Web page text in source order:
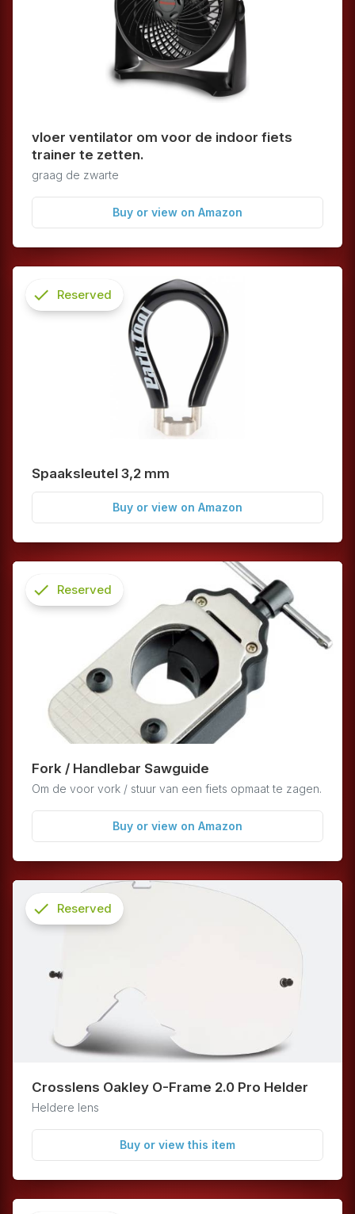
vloer ventilator om voor de indoor fiets
trainer te zetten.
graag de zwarte
Buy or view on Amazon
Spaaksleutel 3,2 mm
Buy or view on Amazon
check
Reserved
Fork / Handlebar Sawguide
Om de voor vork / stuur van een fiets opmaat te zagen.
Buy or view on Amazon
check
Reserved
Crosslens Oakley O-Frame 2.0 Pro Helder
Heldere lens
Buy or view this item
check
Reserved